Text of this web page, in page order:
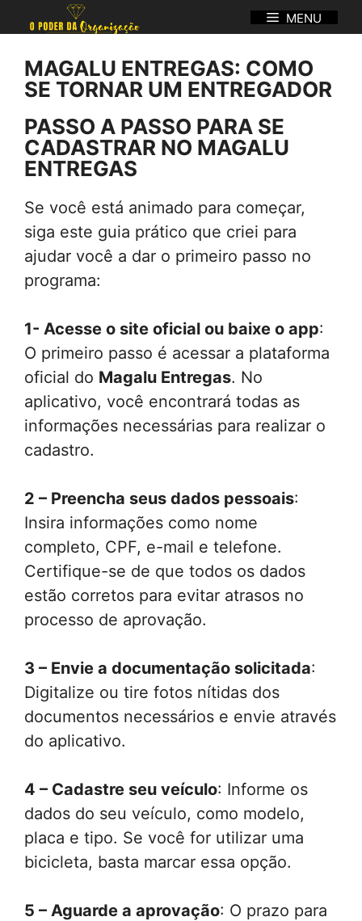
para
conteúdo
MENU
MAGALU ENTREGAS: COMO
SE TORNAR UM ENTREGADOR
PASSO A PASSO PARA SE
CADASTRAR NO MAGALU
ENTREGAS
Se você está animado para começar,
siga este guia prático que criei para
ajudar você a dar o primeiro passo no
programa:
1- Acesse o site oficial ou baixe o app:
O primeiro passo é acessar a plataforma
oficial do Magalu Entregas. No
aplicativo, você encontrará todas as
informações necessárias para realizar o
cadastro.
2 – Preencha seus dados pessoais:
Insira informações como nome
completo, CPF, e-mail e telefone.
Certifique-se de que todos os dados
estão corretos para evitar atrasos no
processo de aprovação.
3 – Envie a documentação solicitada:
Digitalize ou tire fotos nítidas dos
documentos necessários e envie através
do aplicativo.
4 – Cadastre seu veículo: Informe os
dados do seu veículo, como modelo,
placa e tipo. Se você for utilizar uma
bicicleta, basta marcar essa opção.
5 – Aguarde a aprovação: O prazo para